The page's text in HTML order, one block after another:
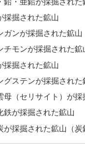
採掘された鉱山
ガンが採掘された鉱山
チモンが採掘された鉱
採掘された鉱山
グステンが採掘された
母（セリサイト）が採
鉄が採掘された鉱山
が採掘された鉱山（炭